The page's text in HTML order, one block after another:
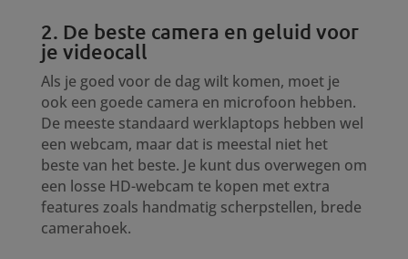
2. De beste camera en geluid voor
je videocall
Als je goed voor de dag wilt komen, moet je
ook een goede camera en microfoon hebben.
De meeste standaard werklaptops hebben wel
een webcam, maar dat is meestal niet het
beste van het beste. Je kunt dus overwegen om
een losse HD-webcam te kopen met extra
features zoals handmatig scherpstellen, brede
camerahoek.